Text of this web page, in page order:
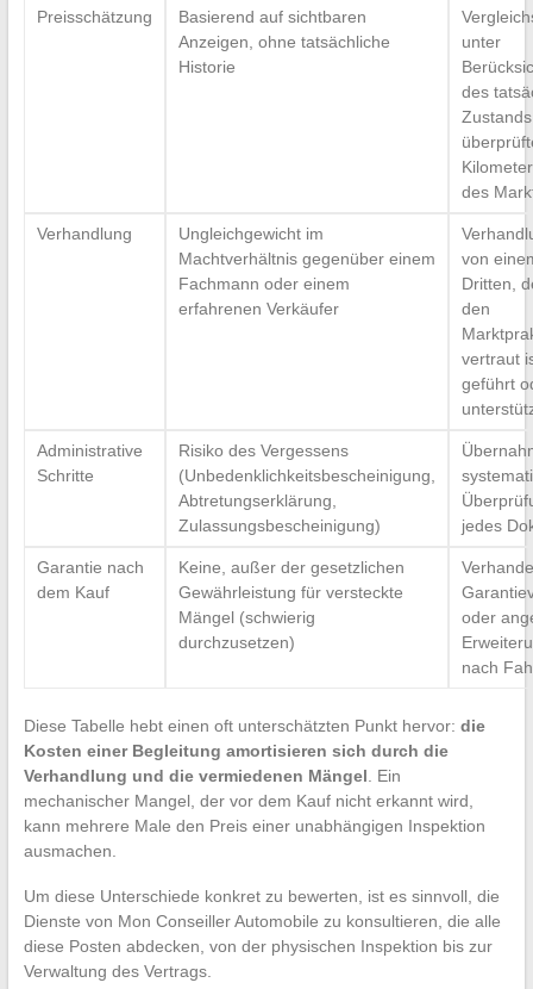
Preisschätzung
Basierend auf sichtbaren
Anzeigen, ohne tatsächliche
Historie
unter
des
des
Verhandlung
Ungleichgewicht im
Machtverhältnis gegenüber einem
Fachmann oder einem
erfahrenen Verkäufer
von
Dritten,
den
vertraut
geführt
Administrative
Schritte
Risiko des Vergessens
(Unbedenklichkeitsbescheinigung,
Abtretungserklärung,
Zulassungsbescheinigung)
jedes
Garantie nach
dem Kauf
Keine, außer der gesetzlichen
Gewährleistung für versteckte
Mängel (schwierig
durchzusetzen)
oder
nach
Diese Tabelle hebt einen oft unterschätzten Punkt hervor: die
Kosten einer Begleitung amortisieren sich durch die
Verhandlung und die vermiedenen Mängel . Ein
mechanischer Mangel, der vor dem Kauf nicht erkannt wird,
kann mehrere Male den Preis einer unabhängigen Inspektion
ausmachen.
Um diese Unterschiede konkret zu bewerten, ist es sinnvoll, die
Dienste von Mon Conseiller Automobile zu konsultieren, die alle
diese Posten abdecken, von der physischen Inspektion bis zur
Verwaltung des Vertrags.